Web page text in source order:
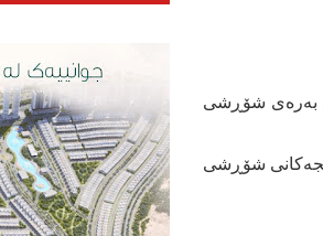
بەرەی شۆڕشی
شۆڕشی